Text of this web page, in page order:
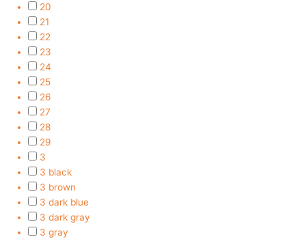
20
21
22
23
24
25
26
27
28
29
3
3 black
3 brown
3 dark blue
3 dark gray
3 gray